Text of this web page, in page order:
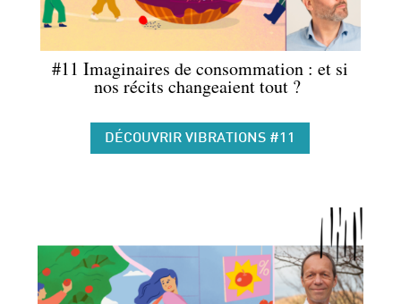
#11 Imaginaires de consommation : et si
nos récits changeaient tout ?
DÉCOUVRIR VIBRATIONS #11